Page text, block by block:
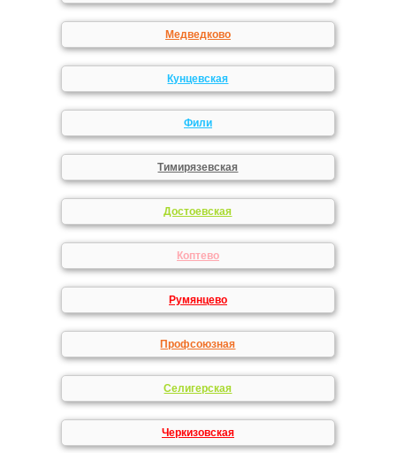
Медведково
Кунцевская
Фили
Тимирязевская
Достоевская
Коптево
Румянцево
Профсоюзная
Селигерская
Черкизовская